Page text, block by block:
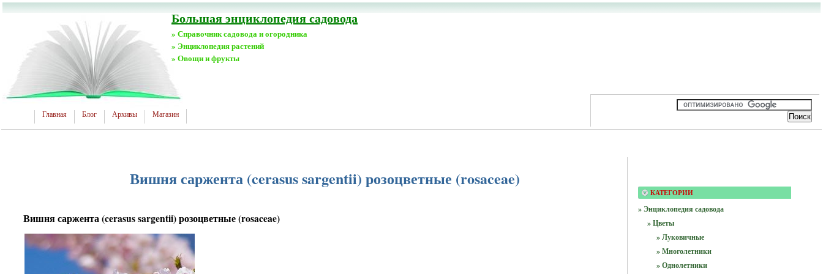
Большая энциклопедия садовода
» Справочник садовода и огородника
» Энциклопедия растений
» Овощи и фрукты
Главная Блог Архивы Магазин
Вишня саржента (cerasus sargentii) розоцветные (rosaceae)
Вишня саржента (cerasus sargentii) розоцветные (rosaceae)
КАТЕГОРИИ
» Энциклопедия садовода
» Цветы
» Луковичные
» Многолетники
» Однолетники